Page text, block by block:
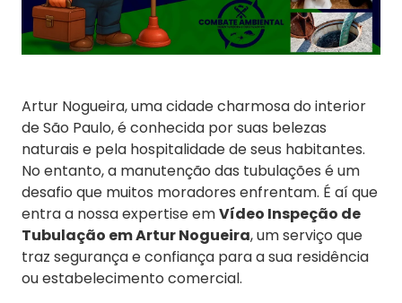
Artur Nogueira, uma cidade charmosa do interior
de São Paulo, é conhecida por suas belezas
naturais e pela hospitalidade de seus habitantes.
No entanto, a manutenção das tubulações é um
desafio que muitos moradores enfrentam. É aí que
entra a nossa expertise emVídeo Inspeção de
Tubulação em Artur Nogueira, um serviço que
traz segurança e confiança para a sua residência
ou estabelecimento comercial.